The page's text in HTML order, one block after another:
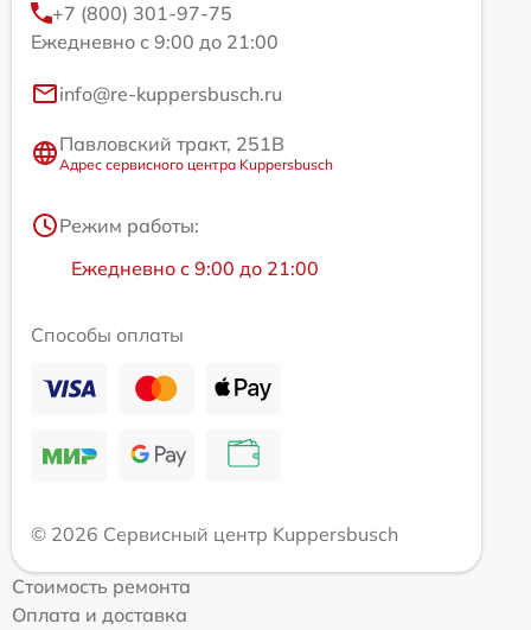
+7 (800) 301-97-75
Ежедневно с 9:00 до 21:00
info@re-kuppersbusch.ru
Павловский тракт, 251В
Адрес сервисного центра Kuppersbusch
Режим работы:
Ежедневно с 9:00 до 21:00
Способы оплаты
© 2026 Сервисный центр Kuppersbusch
Стоимость ремонта
Оплата и доставка